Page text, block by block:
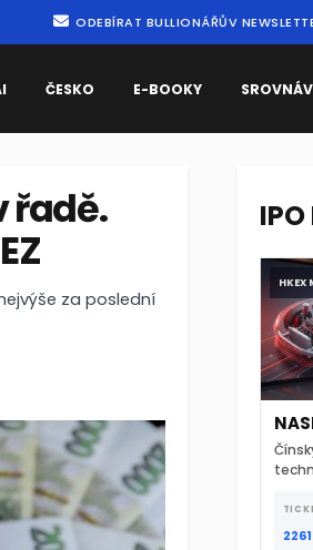
ODEBÍRAT BULLIONÁŘŮV
ČESKO E-BOOKY
řadě.
za poslední